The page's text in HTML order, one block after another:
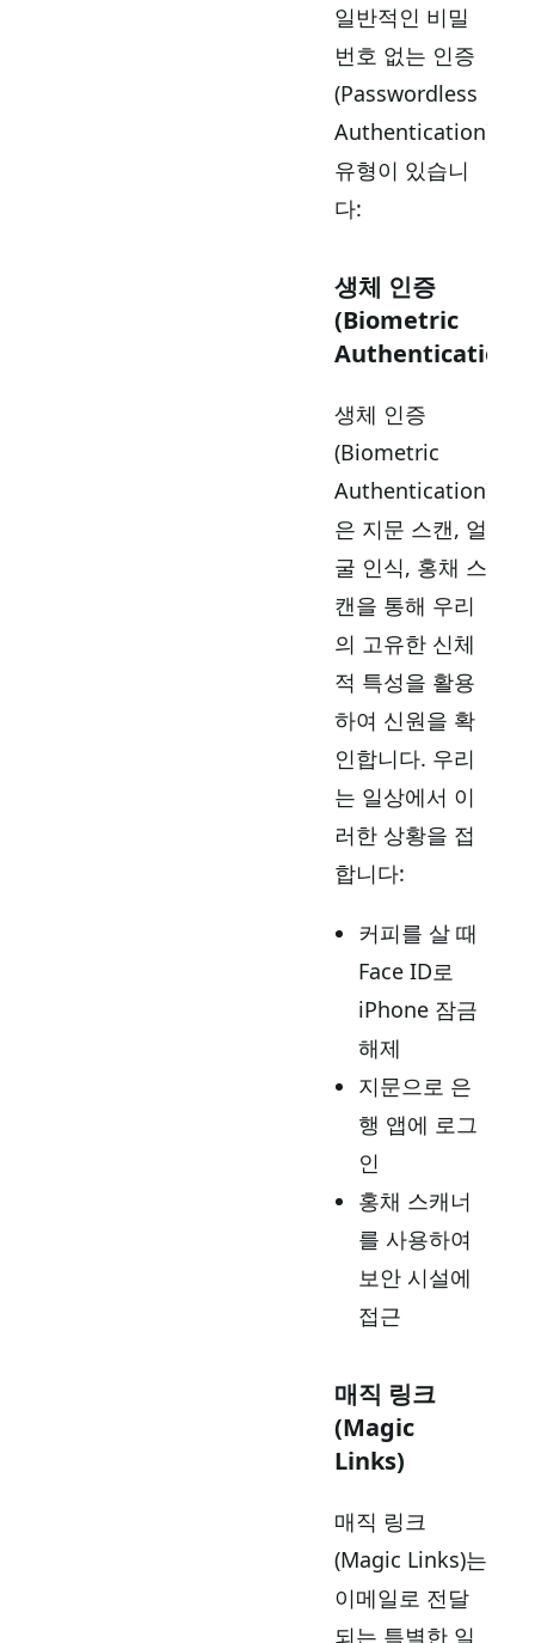
일반적인 비밀
번호 없는 인증
(Passwordless
Authentication)
유형이 있습니
다:
생체 인증
(Biometric
Authentication)
생체 인증
(Biometric
Authentication)
은 지문 스캔, 얼
굴 인식, 홍채 스
캔을 통해 우리
의 고유한 신체
적 특성을 활용
하여 신원을 확
인합니다. 우리
는 일상에서 이
러한 상황을 접
합니다:
커피를 살 때
Face ID로
iPhone 잠금
해제
지문으로 은
행 앱에 로그
인
홍채 스캐너
를 사용하여
보안 시설에
접근
매직 링크
(Magic
Links)
매직 링크
(Magic Links)는
이메일로 전달
되는 특별한 일